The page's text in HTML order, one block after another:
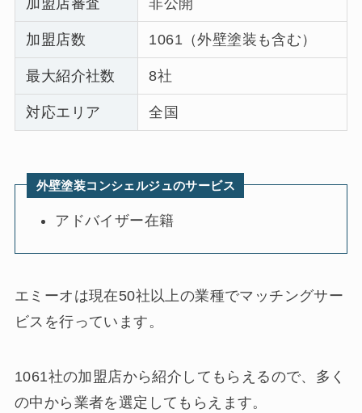
加盟店審査 非公開
加盟店数 1061（外壁塗装も含む）
最大紹介社数 8社
対応エリア 全国
外壁塗装コンシェルジュのサービス
アドバイザー在籍
エミーオは現在50社以上の業種でマッチングサー
ビスを行っています。
1061社の加盟店から紹介してもらえるので、多く
の中から業者を選定してもらえます。